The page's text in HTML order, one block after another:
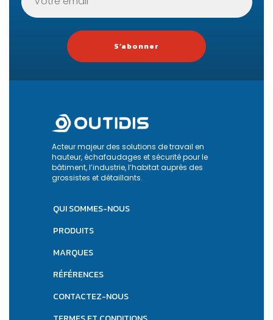
S’abonner
Acteur majeur des solutions de travail en
hauteur, échafaudages et sécurité pour le
bâtiment, l’industrie, l’habitat auprès des
grossistes et détaillants.
QUI SOMMES-NOUS
PRODUITS
MARQUES
RÉFÉRENCES
CONTACTEZ-NOUS